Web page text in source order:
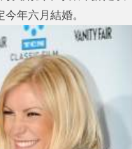
年六月結婚。